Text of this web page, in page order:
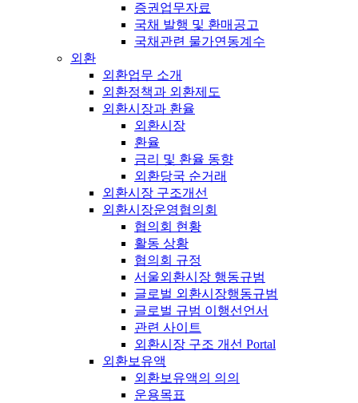
증권업무자료
국채 발행 및 환매공고
국채관련 물가연동계수
외환
외환업무 소개
외환정책과 외환제도
외환시장과 환율
외환시장
환율
금리 및 환율 동향
외환당국 순거래
외환시장 구조개선
외환시장운영협의회
협의회 현황
활동 상황
협의회 규정
서울외환시장 행동규범
글로벌 외환시장행동규범
글로벌 규범 이행선언서
관련 사이트
외환시장 구조 개선 Portal
외환보유액
외환보유액의 의의
운용목표